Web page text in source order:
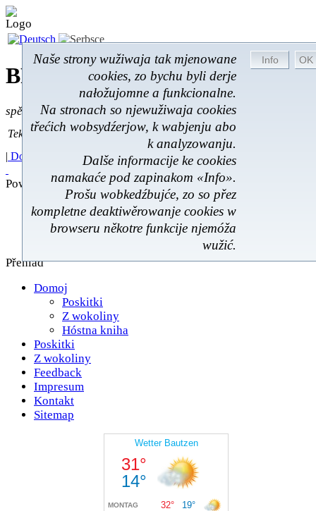
BROM-Service *Online
spěšnje * spušćomnje * małonałožnje
Naše strony wužiwaja tak mjenowane
cookies, zo bychu byli derje
nałožujomne a funkcionalne.
Na stronach so njewužiwaja cookies
třećich wobsydźerjow, k wabjenju abo
k analyzowanju.
Dalše informacije ke cookies
namakaće pod zapinakom «Info».
Prošu wobkedźbujće, zo so přez
kompletne deaktiwěrowanje cookies w
browseru někotre funkcije njemóža
wužić.
Tekst pytać:
Tekst pytać
| Domoj Poskitki|Z wokoliny|Feedback |
Powěsće
Poskitki
Z wokoliny
Hóstna kniha
Přehlad
Domoj
Poskitki
Z wokoliny
Hóstna kniha
Poskitki
Z wokoliny
Feedback
Impresum
Kontakt
Sitemap